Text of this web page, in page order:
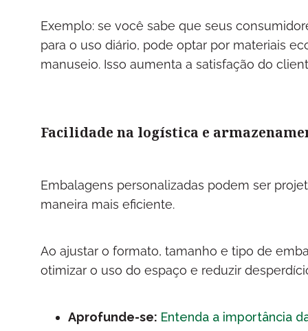
Exemplo: se você sabe que seus
para o uso diário, pode optar por materiais
manuseio. Isso aumenta a satisfação do
Facilidade na logística e
Embalagens personalizadas podem ser
maneira mais eficiente.
Ao ajustar o formato, tamanho e tipo de
otimizar o uso do espaço e reduzir
Aprofunde-se: Entenda a importância